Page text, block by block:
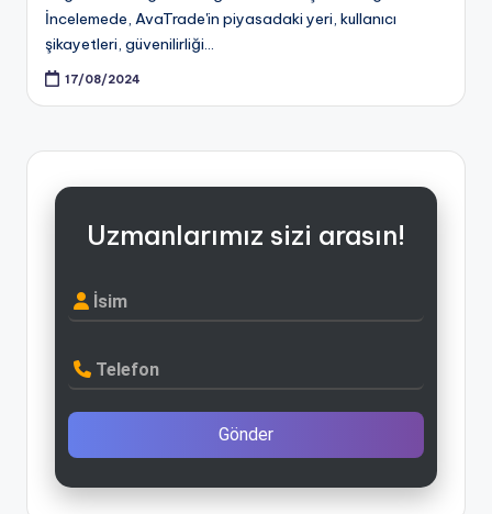
İncelemede, AvaTrade'in piyasadaki yeri, kullanıcı
şikayetleri, güvenilirliği…
17/08/2024
Uzmanlarımız sizi arasın!
İsim
Telefon
Gönder